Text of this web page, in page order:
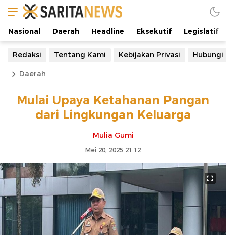
Nasional Daerah Headline Eksekutif Legislatif
Redaksi Tentang Kami Kebijakan Privasi Hubungi
Daerah
Mulai Upaya Ketahanan Pangan
dari Lingkungan Keluarga
Mulia Gumi
Mei 20, 2025 21:12